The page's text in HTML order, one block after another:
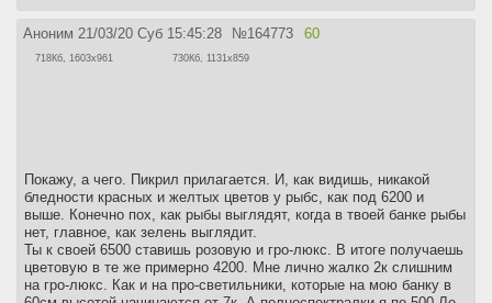
Аноним 21/03/20 Суб 15:45:28 №164773 60
718Кб, 1603x961 730Кб, 1131x859
Покажу, а чего. Пикрил прилагается. И, как видишь, никакой
бледности красных и желтых цветов у рыбс, как под 6200 и
выше. Конечно пох, как рыбы выглядят, когда в твоей банке рыбы
нет, главное, как зелень выглядит.
Ты к своей 6500 ставишь розовую и гро-люкс. В итоге получаешь
цветовую в те же примерно 4200. Мне лично жалко 2к слишним
на гро-люкс. Как и на про-светильники, которые на мою банку в